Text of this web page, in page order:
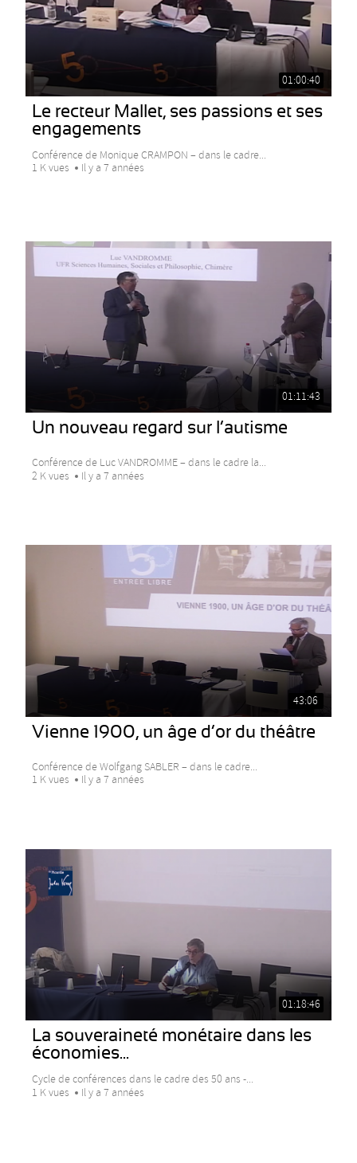
01:00:40
Le recteur Mallet, ses passions et ses
engagements
Conférence de Monique CRAMPON – dans le cadre...
1 K vues
Il y a 7 années
01:11:43
Un nouveau regard sur l’autisme
Conférence de Luc VANDROMME – dans le cadre la...
2 K vues
Il y a 7 années
43:06
Vienne 1900, un âge d’or du théâtre
Conférence de Wolfgang SABLER – dans le cadre...
1 K vues
Il y a 7 années
01:18:46
La souveraineté monétaire dans les
économies...
Cycle de conférences dans le cadre des 50 ans -...
1 K vues
Il y a 7 années